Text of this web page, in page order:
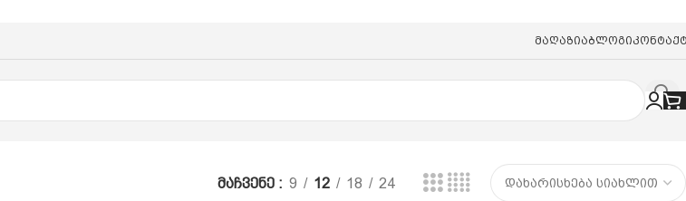
ᲛაღაზიაᲑლოგი
მაჩვენე 9 12 18 24